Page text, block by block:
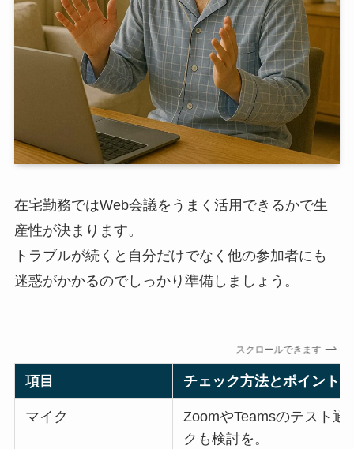
在宅勤務ではWeb会議をうまく活用できるかで生
産性が決まります。
トラブルが続くと自分だけでなく他の参加者にも
迷惑がかかるのでしっかり準備しましょう。
スクロールできます
項目 チェック方法とポイント
マイク
ZoomやTeamsのテスト
クも検討を。